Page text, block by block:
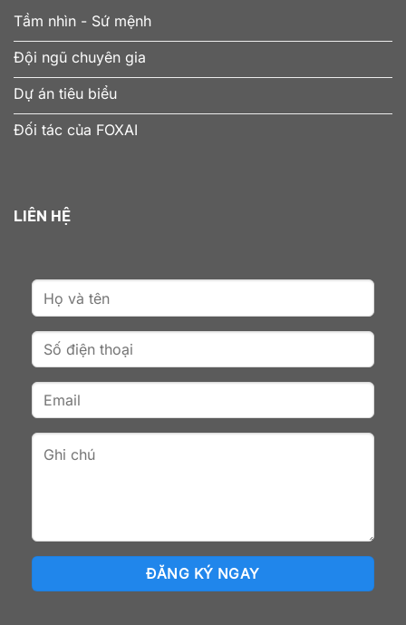
Tầm nhìn - Sứ mệnh
Đội ngũ chuyên gia
Dự án tiêu biểu
Đối tác của FOXAI
LIÊN HỆ